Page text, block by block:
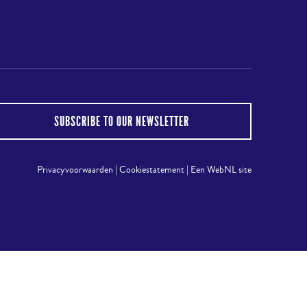
SUBSCRIBE TO OUR NEWSLETTER
Privacyvoorwaarden |Cookiestatement| Een WebNL site